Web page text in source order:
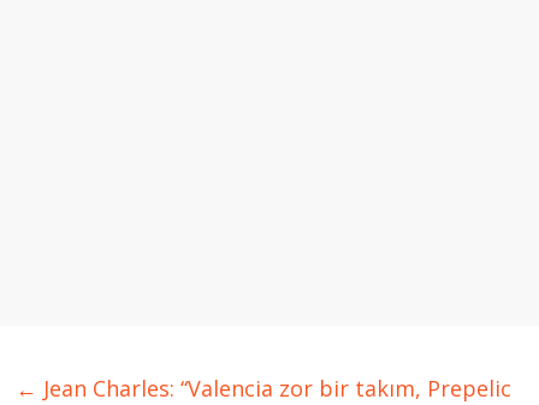
← Jean Charles: “Valencia zor bir takım, Prepelic